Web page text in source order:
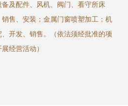
及配件、风机、阀门、看守所床
售、安装；金属门窗喷塑加工；机
开发、销售。（依法须经批准的项
经营活动）